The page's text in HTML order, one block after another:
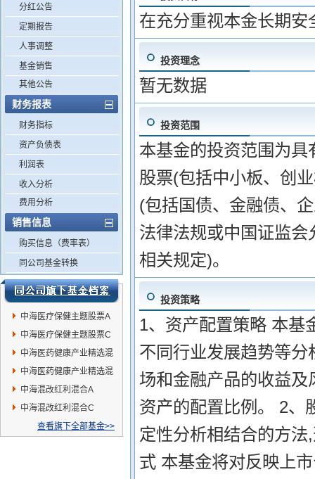
分红公告
定期报告
人事调整
基金销售
其他公告
财务报表
财务指标
资产负债表
利润表
收入分析
费用分析
销售信息
购买信息（费率表）
同公司基金转换
中海医疗保健主题股票A
中海医疗保健主题股票C
中海医药健康产业精选混
合C
中海医药健康产业精选混
合A
中海混改红利混合A
中海混改红利混合C
查看旗下全部基金>>
在充分重视本金长期
投资理念
暂无数据
投资范围
本基金的投资范围为
股票(包括中小板、创
(包括国债、金融债、
法律法规或中国证监
相关规定)。
投资策略
1、资产配置策略 本基
不同行业发展趋势等
场和金融产品的收益
资产的配置比例。 2、
定性分析相结合的方
式 本基金将对反映上